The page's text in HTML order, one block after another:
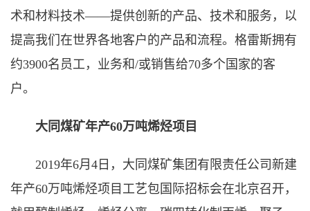
术和材料技术——提供创新的产品、技术和服务，以
提高我们在世界各地客户的产品和流程。格雷斯拥有
约3900名员工，业务和/或销售给70多个国家的客
户。
大同煤矿年产60万吨烯烃项目
2019年6月4日，大同煤矿集团有限责任公司新建
年产60万吨烯烃项目工艺包国际招标会在北京召开，